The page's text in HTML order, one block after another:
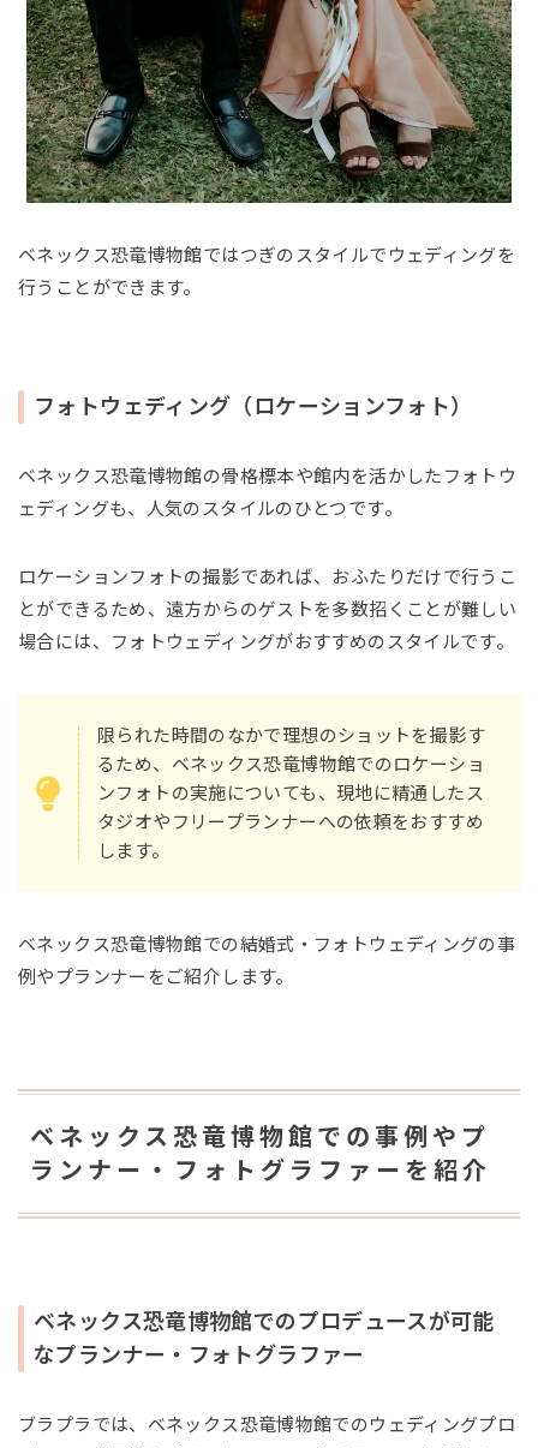
ベネックス恐竜博物館ではつぎのスタイルでウェディングを
行うことができます。
フォトウェディング（ロケーションフォト）
ベネックス恐竜博物館の骨格標本や館内を活かしたフォトウ
ェディングも、人気のスタイルのひとつです。
ロケーションフォトの撮影であれば、おふたりだけで行うこ
とができるため、遠方からのゲストを多数招くことが難しい
場合には、フォトウェディングがおすすめのスタイルです。
限られた時間のなかで理想のショットを撮影す
るため、ベネックス恐竜博物館でのロケーショ
ンフォトの実施についても、現地に精通したス
タジオやフリープランナーへの依頼をおすすめ
します。
ベネックス恐竜博物館での結婚式・フォトウェディングの事
例やプランナーをご紹介します。
ベネックス恐竜博物館での事例やプ
ランナー・フォトグラファーを紹介
ベネックス恐竜博物館でのプロデュースが可能
なプランナー・フォトグラファー
ブラプラでは、ベネックス恐竜博物館でのウェディングプロ